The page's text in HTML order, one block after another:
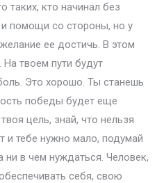
таких, кто начинал без
помощи со стороны, но у
ее достичь. В этом
На твоем пути будут
Это хорошо. Ты станешь
победы будет еще
цель, знай, что нельзя
и тебе нужно мало, подумай
в чем нуждаться. Человек,
себя, свою